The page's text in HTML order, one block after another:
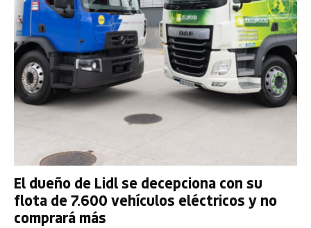
El dueño de Lidl se decepciona con su
flota de 7.600 vehículos eléctricos y no
comprará más